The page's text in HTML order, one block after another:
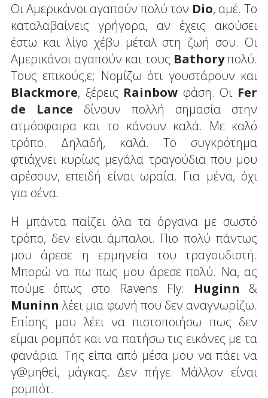
Οι Αμερικάνοι αγαπούν πολύ τον Dio, αμέ. Το
καταλαβαίνεις γρήγορα, αν έχεις ακούσει
έστω και λίγο χέβυ μέταλ στη ζωή σου. Οι
Αμερικάνοι αγαπούν και τους Bathoryπολύ.
Τους επικούς,ε; Νομίζω ότι γουστάρουν και
Blackmore, ξέρεις Rainbow φάση. Οι Fer
de
Lance δίνουν πολλή σημασία στην
ατμόσφαιρα και το κάνουν καλά. Με καλό
τρόπο. Δηλαδή, καλά. Το συγκρότημα
φτιάχνει κυρίως μεγάλα τραγούδια που μου
αρέσουν, επειδή είναι ωραία. Για μένα, όχι
για σένα.
Η μπάντα παίζει όλα τα όργανα με σωστό
τρόπο, δεν είναι άμπαλοι. Πιο πολύ πάντως
μου άρεσε η ερμηνεία του τραγουδιστή.
Μπορώ να πω πως μου άρεσε πολύ. Να, ας
πούμε όπως στο Ravens Fly: Huginn &
Muninn λέει μια φωνή που δεν αναγνωρίζω.
Επίσης μου λέει να πιστοποιήσω πως δεν
είμαι ρομπότ και να πατήσω τις εικόνες με τα
φανάρια. Της είπα από μέσα μου να πάει να
γ@μηθεί, μάγκας. Δεν πήγε. Μάλλον είναι
ρομπότ.